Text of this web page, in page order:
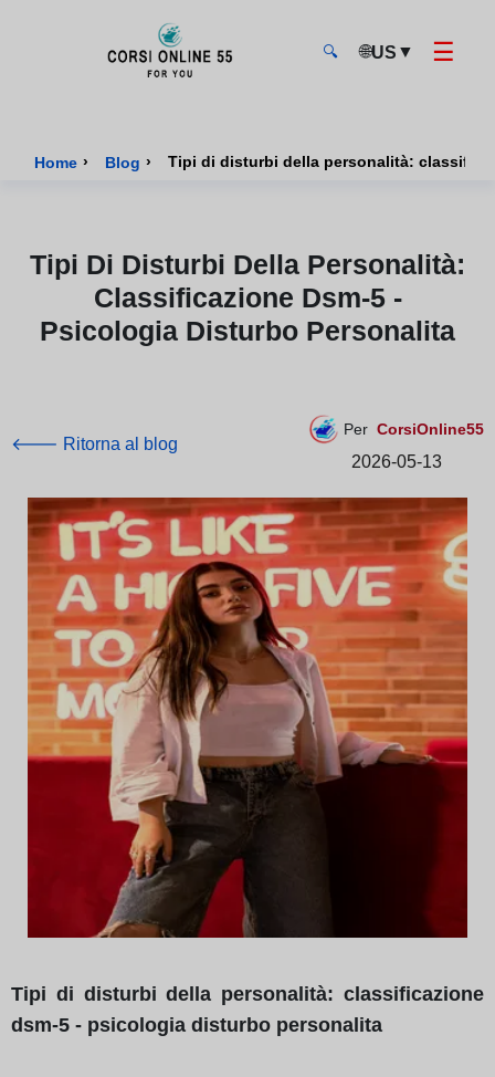
🔍 🌐US ▼ ☰
Home › Blog › Tipi di disturbi della personalità:
Tipi Di Disturbi Della Personalità:
Classificazione Dsm-5 -
Psicologia Disturbo Personalita
🡐 Ritorna al blog
Per CorsiOnline55
2026-05-13
Tipi di disturbi della personalità: classificazione
dsm-5 - psicologia disturbo personalita